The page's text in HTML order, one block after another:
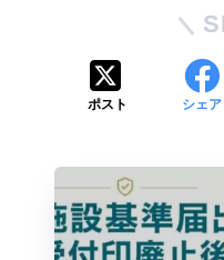
ポスト シェア